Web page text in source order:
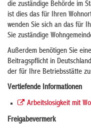
die zuständige Behörde im
ist dies das für Ihren
wenden Sie sich an das für
Sie zuständige
Außerdem benötigen Sie
Beitragspflicht in
der für Ihre Betriebsstätte
Vertiefende Informationen
Arbeitslosigkeit mit
Freigabevermerk